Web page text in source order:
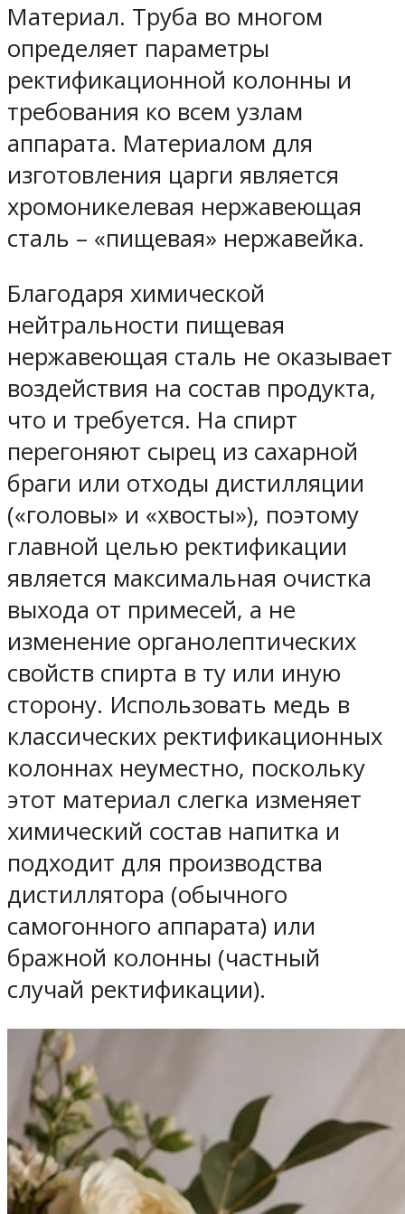
Материал. Труба во многом
определяет параметры
ректификационной колонны и
требования ко всем узлам
аппарата. Материалом для
изготовления царги является
хромоникелевая нержавеющая
сталь – «пищевая» нержавейка.
Благодаря химической
нейтральности пищевая
нержавеющая сталь не оказывает
воздействия на состав продукта,
что и требуется. На спирт
перегоняют сырец из сахарной
браги или отходы дистилляции
(«головы» и «хвосты»), поэтому
главной целью ректификации
является максимальная очистка
выхода от примесей, а не
изменение органолептических
свойств спирта в ту или иную
сторону. Использовать медь в
классических ректификационных
колоннах неуместно, поскольку
этот материал слегка изменяет
химический состав напитка и
подходит для производства
дистиллятора (обычного
самогонного аппарата) или
бражной колонны (частный
случай ректификации).